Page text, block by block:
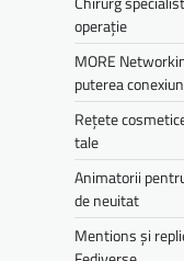
operație
MORE
puterea
Rețete
tale
Animatorii
de neuitat
Mentions și